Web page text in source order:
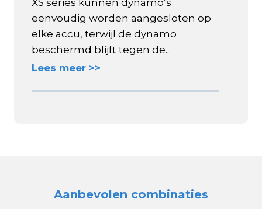
XS series kunnen dynamo’s
eenvoudig worden aangesloten op
elke accu, terwijl de dynamo
beschermd blijft tegen de...
Lees meer >>
Aanbevolen combinaties